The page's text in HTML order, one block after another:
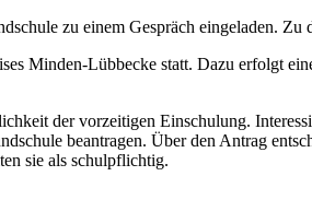
zu einem Gespräch eingeladen.
Minden-Lübbecke statt. Dazu erfolgt
der vorzeitigen Einschulung.
beantragen. Über den Antrag
sie als schulpflichtig.